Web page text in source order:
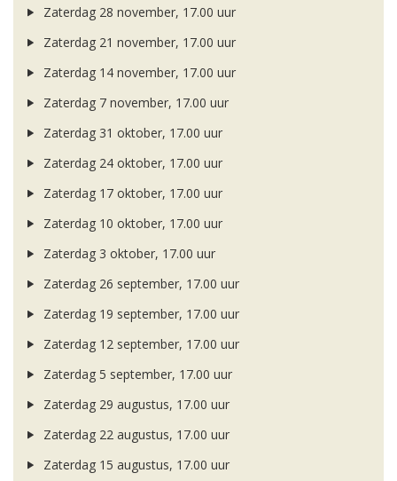
Zaterdag 28 november, 17.00 uur
Zaterdag 21 november, 17.00 uur
Zaterdag 14 november, 17.00 uur
Zaterdag 7 november, 17.00 uur
Zaterdag 31 oktober, 17.00 uur
Zaterdag 24 oktober, 17.00 uur
Zaterdag 17 oktober, 17.00 uur
Zaterdag 10 oktober, 17.00 uur
Zaterdag 3 oktober, 17.00 uur
Zaterdag 26 september, 17.00 uur
Zaterdag 19 september, 17.00 uur
Zaterdag 12 september, 17.00 uur
Zaterdag 5 september, 17.00 uur
Zaterdag 29 augustus, 17.00 uur
Zaterdag 22 augustus, 17.00 uur
Zaterdag 15 augustus, 17.00 uur